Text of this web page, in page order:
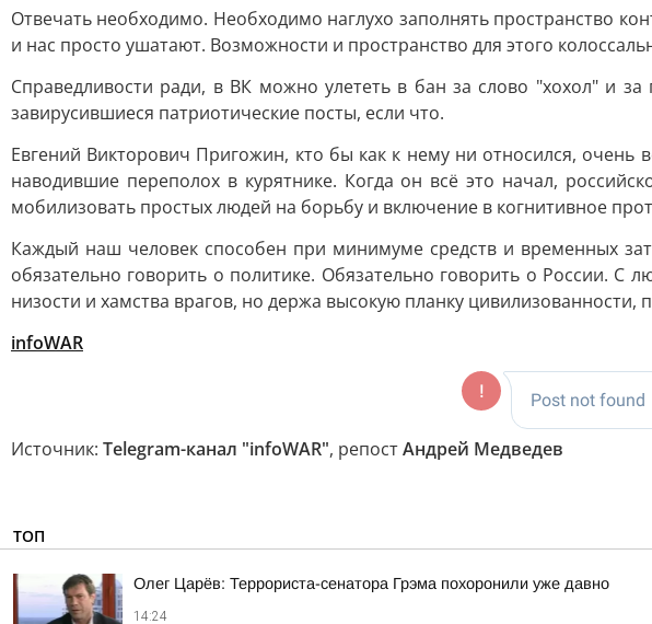
Отвечать необходимо. Необходимо наглухо заполнять пространство
и нас просто ушатают. Возможности и пространство для этого
Справедливости ради, в ВК можно улететь в бан за слово "хохол" и
завирусившиеся патриотические посты, если что.
Евгений Викторович Пригожин, кто бы как к нему ни относился,
наводившие переполох в курятнике. Когда он всё это начал,
мобилизовать простых людей на борьбу и включение в когнитивное
Каждый наш человек способен при минимуме средств и временных
обязательно говорить о политике. Обязательно говорить о России.
низости и хамства врагов, но держа высокую планку цивилизованности,
infoWAR
Источник: Telegram-канал "infoWAR", репостАндрей Медведев
ТОП
Олег Царёв: Террориста-сенатора Грэма похоронили уже давно
14:24